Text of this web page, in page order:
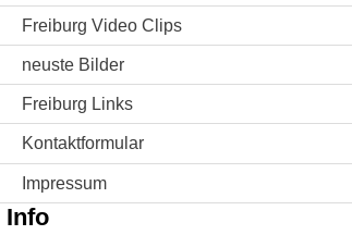
Freiburg Video Clips
neuste Bilder
Freiburg Links
Kontaktformular
Impressum
Info